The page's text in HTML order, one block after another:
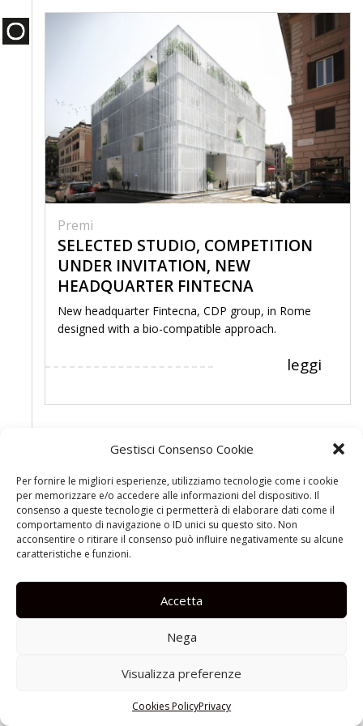
Gestisci Consenso Cookie
Per fornire le migliori esperienze, utilizziamo tecnologie come i cookie
per memorizzare e/o accedere alle informazioni del dispositivo. Il
consenso a queste tecnologie ci permetterà di elaborare dati come il
comportamento di navigazione o ID unici su questo sito. Non
acconsentire o ritirare il consenso può influire negativamente su alcune
caratteristiche e funzioni.
Accetta
Nega
Visualizza preferenze
Cookies PolicyPrivacy
Premi
SELECTED STUDIO, COMPETITION
UNDER INVITATION, NEW
HEADQUARTER FINTECNA
New headquarter Fintecna, CDP group, in Rome
designed with a bio-compatible approach.
leggi